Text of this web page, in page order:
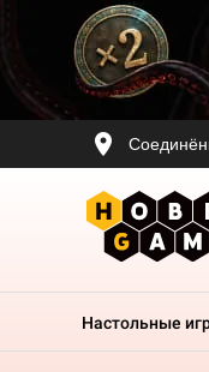
Настольные